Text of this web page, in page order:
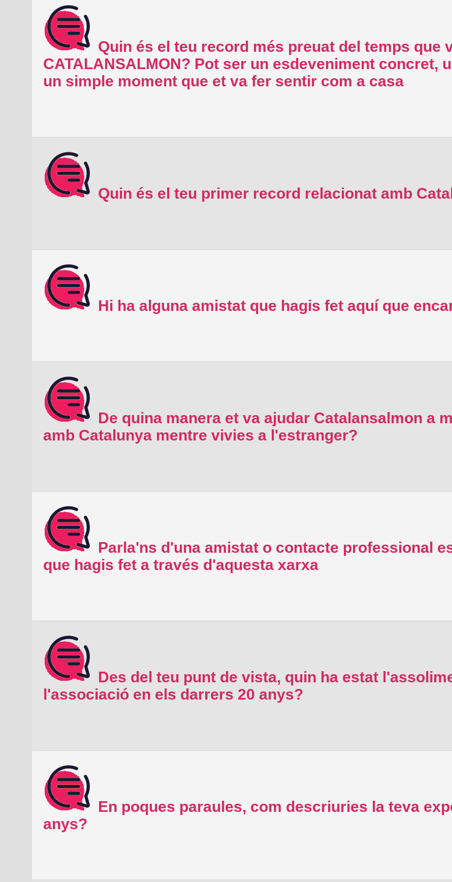
Quin és el teu record més preuat del temps que
CATALANSALMON? Pot ser un esdeveniment concret,
un simple moment que et va fer sentir com a casa
Quin és el teu primer record relacionat amb
Hi ha alguna amistat que hagis fet aquí que
De quina manera et va ajudar Catalansalmon a
amb Catalunya mentre vivies a l'estranger?
Parla'ns d'una amistat o contacte professional
que hagis fet a través d'aquesta xarxa
Des del teu punt de vista, quin ha estat
l'associació en els darrers 20 anys?
En poques paraules, com descriuries la teva
anys?